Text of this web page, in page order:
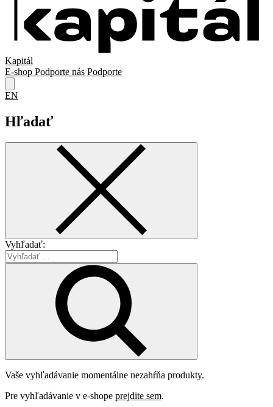
Kapitál
E-shop Podporte nás Podporte
EN
Hľadať
Vyhľadať:
Vaše vyhľadávanie momentálne nezahŕňa produkty.
Pre vyhľadávanie v e-shope prejdite sem.